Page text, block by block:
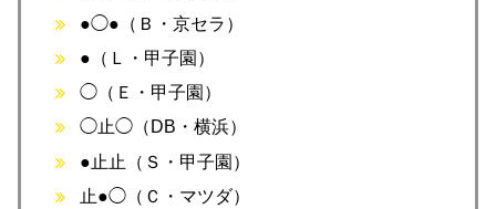
●◯●（Ｂ・京セラ）
●（Ｌ・甲子園）
◯（Ｅ・甲子園）
◯止◯（DB・横浜）
●止止（Ｓ・甲子園）
止●◯（Ｃ・マツダ）